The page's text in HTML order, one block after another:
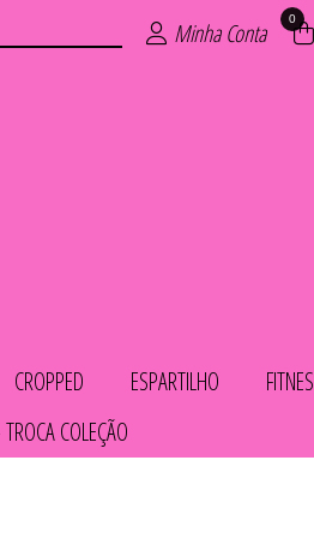
Minha Conta 0
CROPPED ESPARTILHO
COLEÇÃO